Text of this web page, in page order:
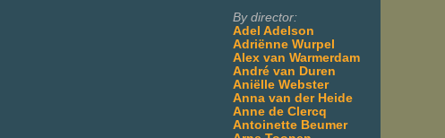
By director:
Adel Adelson
Adriënne Wurpel
Alex van Warmerdam
André van Duren
Aniëlle Webster
Anna van der Heide
Anne de Clercq
Antoinette Beumer